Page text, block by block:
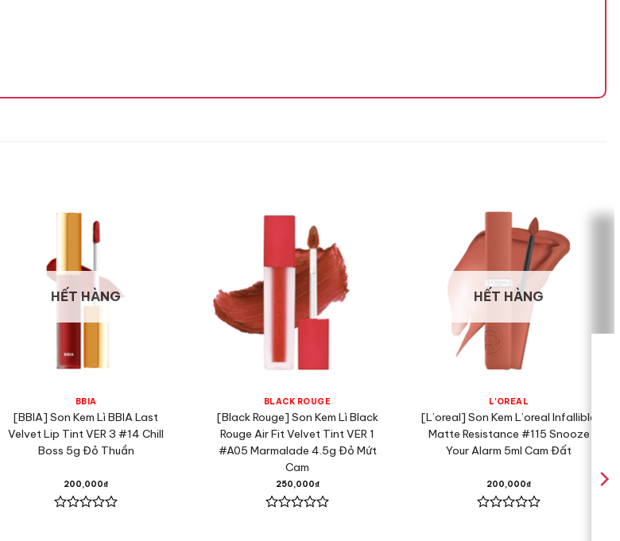
HẾT HÀNG
BBIA
[BBIA] Son Kem Lì BBIA Last
Velvet Lip Tint VER 3 #14 Chill
Boss 5g Đỏ Thuần
200,000₫
BLACK ROUGE
[Black Rouge] Son Kem Lì Black
Rouge Air Fit Velvet Tint VER 1
#A05 Marmalade 4.5g Đỏ Mứt
Cam
250,000₫
HẾT HÀNG
L'OREAL
[L’oreal] Son Kem L’oreal Infallible
Matte Resistance #115 Snooze
Your Alarm 5ml Cam Đất
200,000₫